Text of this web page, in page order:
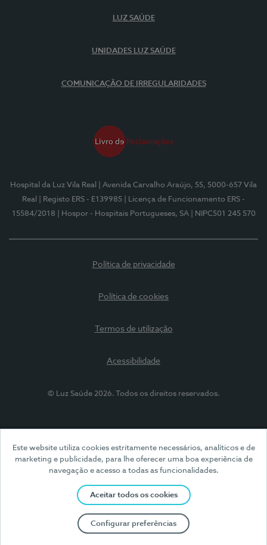
Este website utiliza cookies estritamente necessários, analíticos e de
marketing e publicidade, para lhe oferecer uma boa experiência de
navegação e acesso a todas as funcionalidades.
Aceitar todos os cookies
Configurar preferências
LUZ SAÚDE
UNIDADES LUZ SAÚDE
COMUNICAÇÃO DE IRREGULARIDADES
Hospital da Luz Vila Real
| Avenida Carvalho Araújo, 55, 5000-657 Vila
Real
| Registo ERS - E139985
| Licença de Funcionamento ERS -
15584/2018
| Hospor - Hospitais Portugueses, SA | NIPC501 245 570
Política de privacidade
Política de cookies
Termos de utilização
Acessibilidade
© Luz Saúde 2026. Todos os direitos reservados.